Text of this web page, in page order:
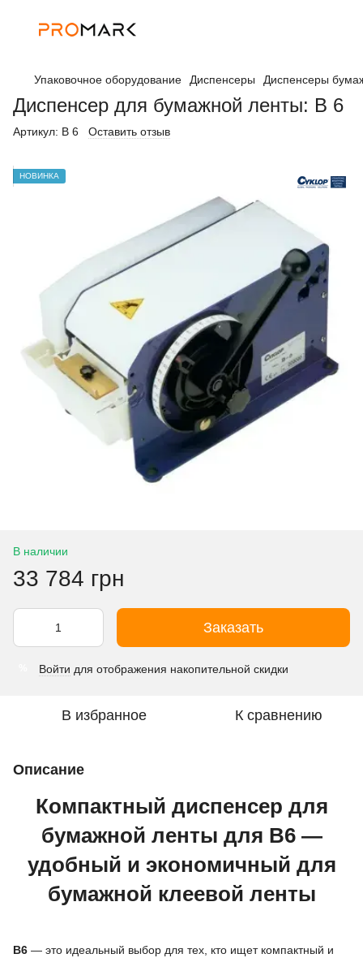
Упаковочное оборудование Диспенсеры Диспенсеры
Диспенсер для бумажной ленты: B 6
Артикул: В 6 Оставить отзыв
НОВИНКА
В наличии
33 784 грн
Заказать
Войти для отображения накопительной скидки
В избранное К сравнению
Описание
Компактный диспенсер для
бумажной ленты для B6 —
удобный и экономичный для
бумажной клеевой ленты
B6 — это идеальный выбор для тех, кто ищет компактный и